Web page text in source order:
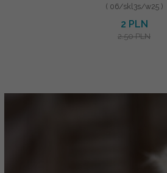
( 06/skl3s/w25 )
2 PLN
2.50 PLN